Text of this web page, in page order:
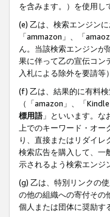
を含みます。）を使用
(e) 乙は、検索エンジン
「ammazon」、「
ん。当該検索エンジン
果に伴って乙の宣伝コン
入札による除外を要請等
(f) 乙は、結果的に有料
（「amazon」、「
標用語」といいます。な
上でのキーワード・オ
り、直接またはリダイレ
検索広告を購入して、一
示されるよう検索エンジ
(g) 乙は、特別リンクの
の他の組織への寄付その
個人または団体に奨励す